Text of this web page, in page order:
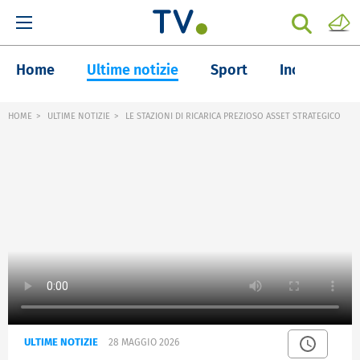
Home Ultime notizie Sport Inchieste
HOME ULTIME NOTIZIE LE STAZIONI DI RICARICA PREZIOSO ASSET STRATEGICO
ULTIME NOTIZIE 28 MAGGIO 2026